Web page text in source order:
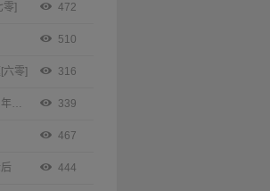
] 472
510
零] 316
被退婚后我嫁给了年代文大佬 339
467
444